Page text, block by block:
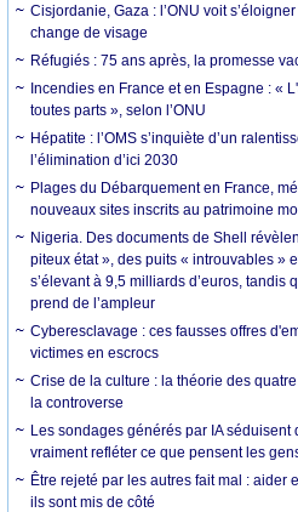
Cisjordanie, Gaza : l’ONU voit
change de visage
Réfugiés : 75 ans après, la promesse
Incendies en France et en Espagne : «
toutes parts », selon l’ONU
Hépatite : l’OMS s’inquiète d’un
l’élimination d’ici 2030
Plages du Débarquement en France,
nouveaux sites inscrits au patrimoine
Nigeria. Des documents de Shell
piteux état », des puits « introuvables »
s’élevant à 9,5 milliards d’euros,
prend de l’ampleur
Cyberesclavage : ces fausses offres
victimes en escrocs
Crise de la culture : la théorie des
la controverse
Les sondages générés par IA séduisent
vraiment refléter ce que pensent les
Être rejeté par les autres fait mal : aider
ils sont mis de côté